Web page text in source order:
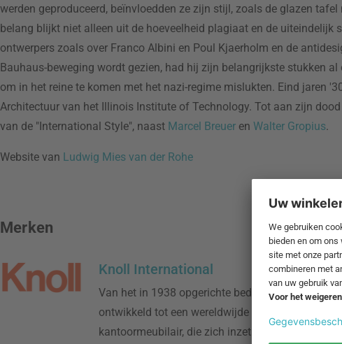
werden geproduceerd, beïnvloedden ze zijn stijl, zoals de glazen
belang blijkt niet alleen uit de hoeveelheid plagiaat en de
ontwerpers zoals over Franco Albini en Poul Kjaerholm en de
Bauhaus-beweging wordt gezien, had hij zijn belangrijkste stukken
om in het reine te komen met het nazi-regime mislukten. Eind jaren
Architectuur van het Illinois Institute of Technology. Tot aan zijn
van de "International Style", naast Marcel Breuer en Walter Gropius.
Website van Ludwig Mies van der Rohe
Merken
Knoll International
Van het in 1938 opgerichte bedrijf heeft Knoll zich
ontwikkeld tot een wereldwijde fabrikant van
kantoormeubilair, die zich inzet voor een